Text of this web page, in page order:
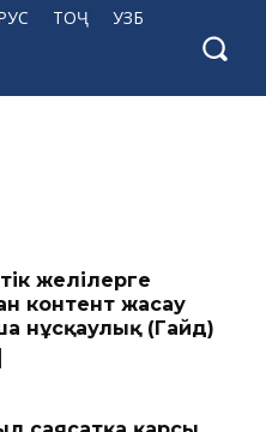
ТОҶ УЗБ
желілерге
контент жасау
нұсқаулық (Гайд)